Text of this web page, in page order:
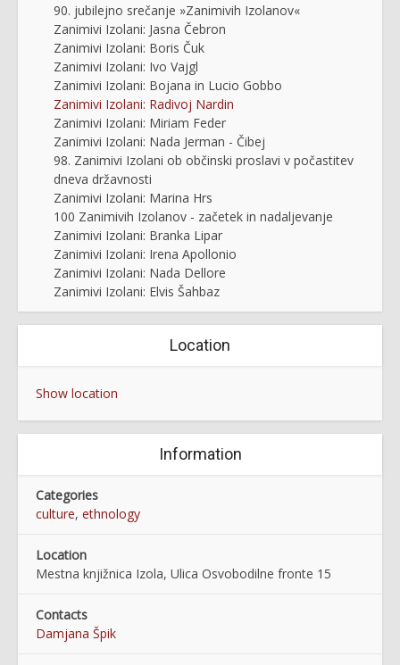
90. jubilejno srečanje »Zanimivih Izolanov«
Zanimivi Izolani: Jasna Čebron
Zanimivi Izolani: Boris Čuk
Zanimivi Izolani: Ivo Vajgl
Zanimivi Izolani: Bojana in Lucio Gobbo
Zanimivi Izolani: Radivoj Nardin
Zanimivi Izolani: Miriam Feder
Zanimivi Izolani: Nada Jerman - Čibej
98. Zanimivi Izolani ob občinski proslavi v počastitev
dneva državnosti
Zanimivi Izolani: Marina Hrs
100 Zanimivih Izolanov - začetek in nadaljevanje
Zanimivi Izolani: Branka Lipar
Zanimivi Izolani: Irena Apollonio
Zanimivi Izolani: Nada Dellore
Zanimivi Izolani: Elvis Šahbaz
Location
Show location
Information
Categories
culture, ethnology
Location
Mestna knjižnica Izola, Ulica Osvobodilne fronte 15
Contacts
Damjana Špik